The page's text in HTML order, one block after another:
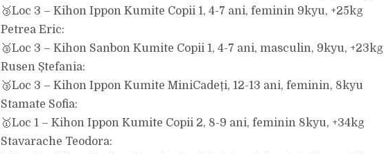
🥉Loc 3 – Kihon Ippon Kumite Copii 1, 4-7 ani, feminin 9kyu, +25kg
Petrea Eric:
🥉Loc 3 – Kihon Sanbon Kumite Copii 1, 4-7 ani, masculin, 9kyu, +23kg
Rusen Ștefania:
🥉Loc 3 – Kihon Ippon Kumite MiniCadeți, 12-13 ani, feminin, 8kyu
Stamate Sofia:
🥇Loc 1 – Kihon Ippon Kumite Copii 2, 8-9 ani, feminin 8kyu, +34kg
Stavarache Teodora: